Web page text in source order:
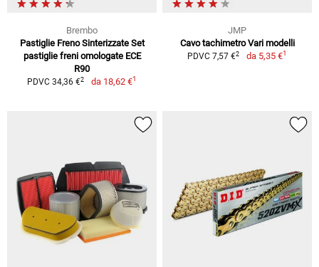
Brembo
Pastiglie Freno Sinterizzate Set
pastiglie freni omologate ECE
R90
PDVC 34,36 €2 da 18,62 €1
JMP
Cavo tachimetro Vari modelli
PDVC 7,57 €2 da 5,35 €1